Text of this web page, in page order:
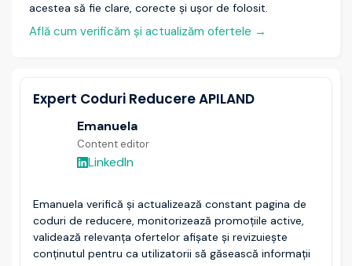
acestea să fie clare, corecte și ușor de folosit.
Află cum verificăm și actualizăm ofertele →
Expert Coduri Reducere APILAND
Emanuela
Content editor
LinkedIn
Emanuela verifică și actualizează constant pagina de
coduri de reducere, monitorizează promoțiile active,
validează relevanța ofertelor afișate și revizuiește
conținutul pentru ca utilizatorii să găsească informații